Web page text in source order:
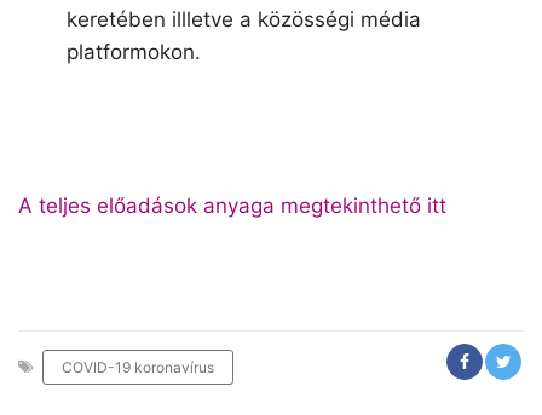
keretében illletve a közösségi média
platformokon.
A teljes előadások anyaga megtekinthető itt
COVID-19 koronavírus